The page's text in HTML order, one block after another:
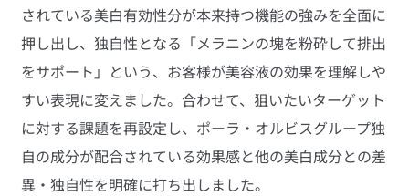
されている美白有効性分が本来持つ機能の強みを全面に
押し出し、独自性となる「メラニンの塊を粉砕して排出
をサポート」という、お客様が美容液の効果を理解しや
すい表現に変えました。合わせて、狙いたいターゲット
に対する課題を再設定し、ポーラ・オルビスグループ独
自の成分が配合されている効果感と他の美白成分との差
異・独自性を明確に打ち出しました。